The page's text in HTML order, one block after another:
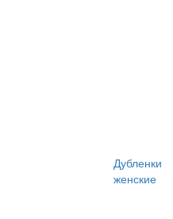
Дубленки
женские